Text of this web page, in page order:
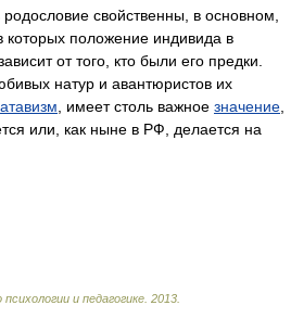
свойственны, в основном,
которых положение индивида в
от того, кто были его предки.
натур и авантюристов их
атавизм , имеет столь важное значение
или, как ныне в РФ, делается на
и педагогике 2013